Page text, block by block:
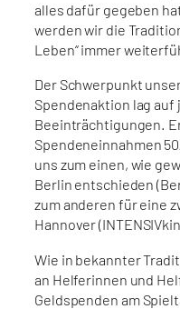
alles dafür gegeben
werden wir die
Leben“ immer
Der Schwerpunkt
Spendenaktion lag
Beeinträchtigungen.
Spendeneinnahmen
uns zum einen, wie
Berlin entschieden
zum anderen für eine
Hannover
Wie in bekannter
an Helferinnen und
Geldspenden am